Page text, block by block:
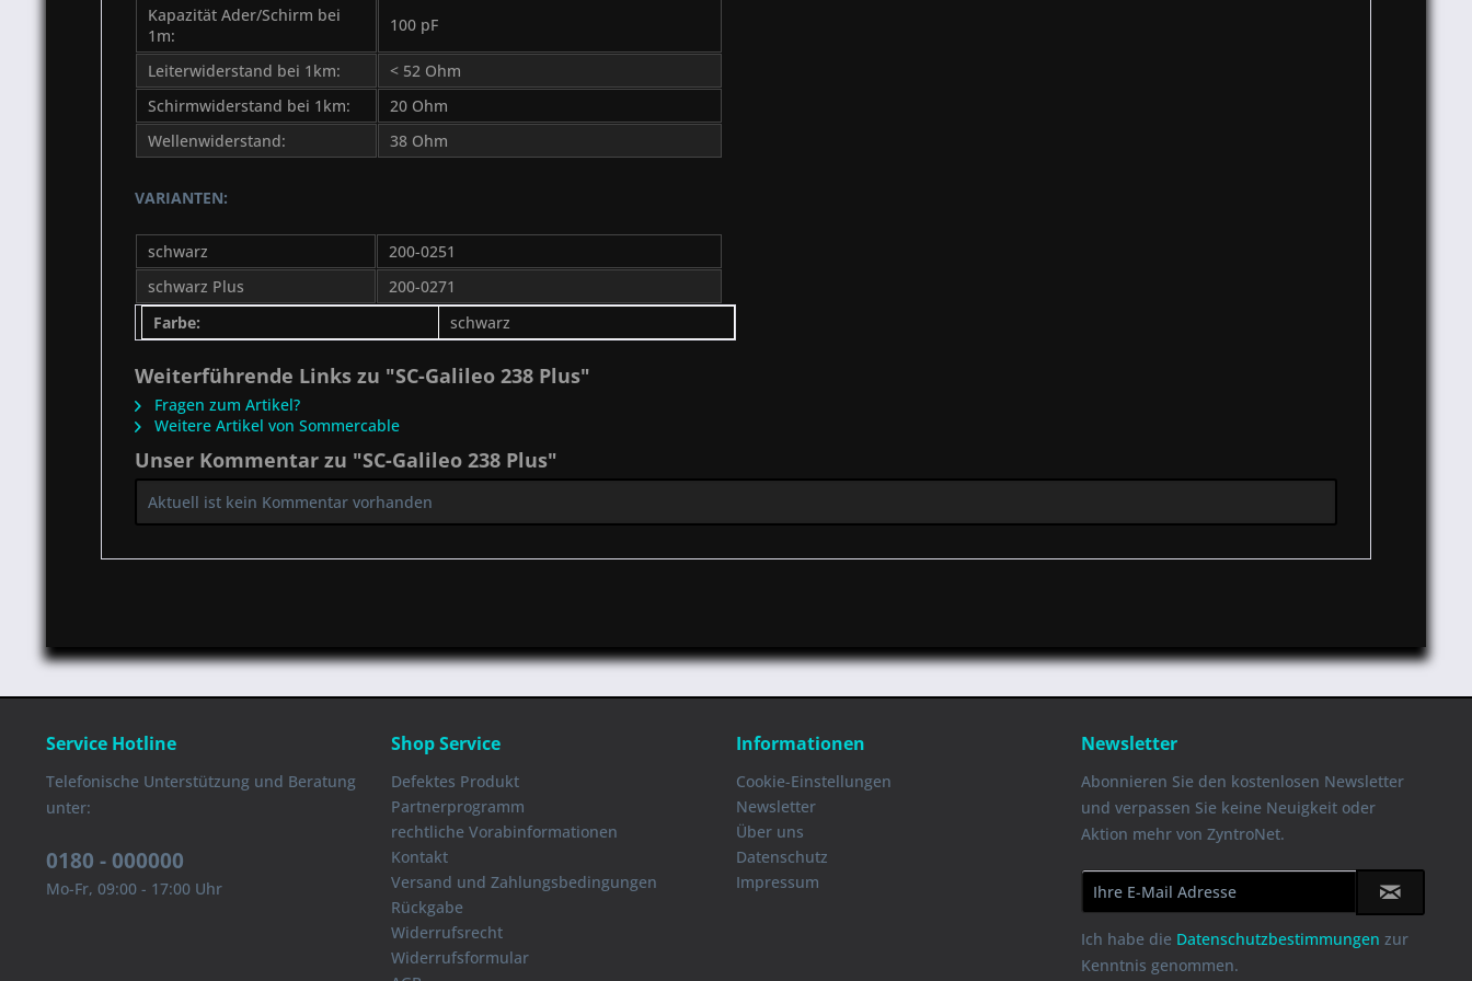
Kapazität Ader/Schirm bei
1m:
100 pF
Leiterwiderstand bei 1km:
< 52 Ohm
Schirmwiderstand bei 1km:
20 Ohm
Wellenwiderstand:
38 Ohm
VARIANTEN:
schwarz
200-0251
schwarz Plus
200-0271
Farbe:
schwarz
Weiterführende Links zu "SC-Galileo 238 Plus"
Fragen zum Artikel?
Weitere Artikel von Sommercable
Unser Kommentar zu "SC-Galileo 238 Plus"
Aktuell ist kein Kommentar vorhanden
Service Hotline
Telefonische Unterstützung und Beratung
unter:
0180 - 000000
Mo-Fr, 09:00 - 17:00 Uhr
Shop Service
Defektes Produkt
Partnerprogramm
rechtliche Vorabinformationen
Kontakt
Versand und Zahlungsbedingungen
Rückgabe
Widerrufsrecht
Widerrufsformular
Informationen
Cookie-Einstellungen
Newsletter
Über uns
Datenschutz
Impressum
Newsletter
Abonnieren Sie den kostenlosen Newsletter
und verpassen Sie keine Neuigkeit oder
Aktion mehr von ZyntroNet.
Ich habe die Datenschutzbestimmungen zur
Kenntnis genommen.